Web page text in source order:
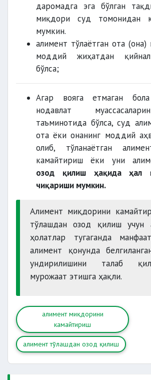
даромадга эга бўлган
миқдори суд томонидан
мумкин.
алимент тўлаётган ота (она)
моддий жиҳатдан
бўлса;
Агар вояга етмаган
нодавлат
таъминотида бўлса, суд
ота ёки онанинг моддий
олиб, тўланаётган
камайтириш ёки уни
озод қилиш ҳақида ҳал
чиқариши мумкин.
Алимент миқдорини
тўлашдан озод қилиш учун
ҳолатлар тугаганда
алимент қонунда
ундирилишини талаб
мурожаат этишга ҳақли.
алимент миқдорини
камайтириш
алимент тўлашдан озод қилиш